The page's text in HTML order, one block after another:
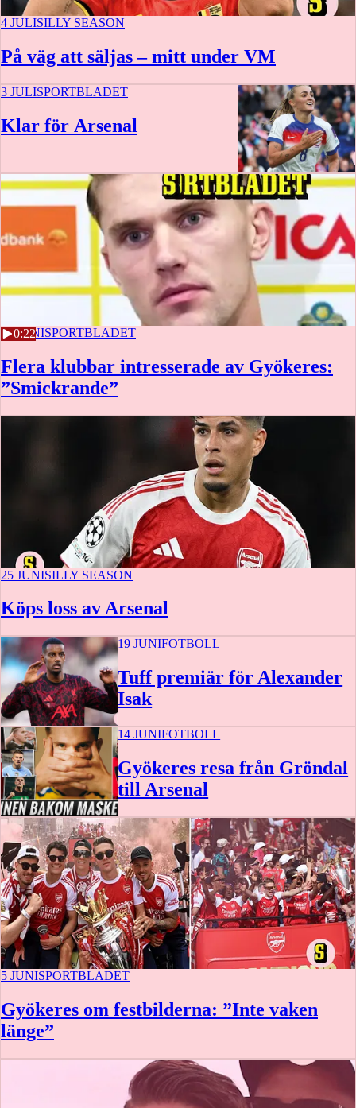
4 JULISILLY SEASON
På väg att säljas – mitt under VM
3 JULISPORTBLADET
Klar för Arsenal
0:22
28 JUNISPORTBLADET
Flera klubbar intresserade av Gyökeres:
”Smickrande”
25 JUNISILLY SEASON
Köps loss av Arsenal
19 JUNIFOTBOLL
Tuff premiär för Alexander
Isak
14 JUNIFOTBOLL
Gyökeres resa från Gröndal
till Arsenal
5 JUNISPORTBLADET
Gyökeres om festbilderna: ”Inte vaken
länge”